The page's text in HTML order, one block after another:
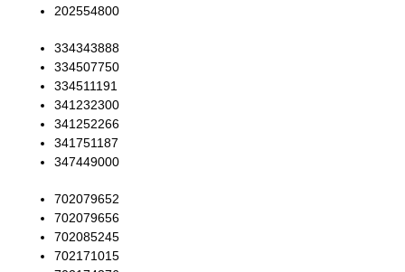
202554800
334343888
334507750
334511191
341232300
341252266
341751187
347449000
702079652
702079656
702085245
702171015